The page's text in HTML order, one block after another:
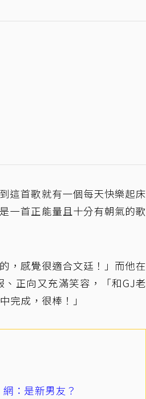
這首歌就有一個每天快樂起床
一首正能量且十分有朝氣的歌
，感覺很適合文廷！」而他在
正向又充滿笑容，「和GJ老
完成，很棒！」
：是新男友？